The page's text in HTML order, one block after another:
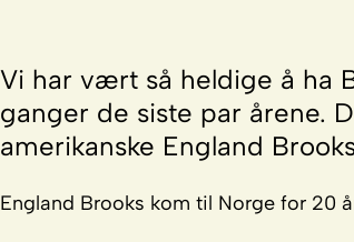
Vi har vært så heldige å ha
ganger de siste par årene.
amerikanske England
England Brooks kom til Norge for 20